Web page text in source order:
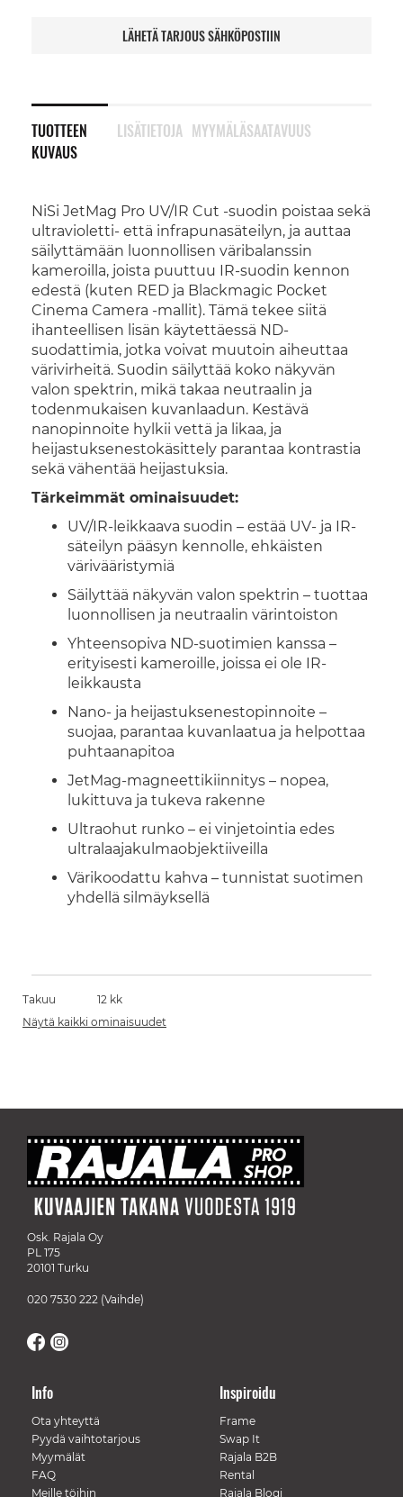
LÄHETÄ TARJOUS SÄHKÖPOSTIIN
TUOTTEEN
KUVAUS
NiSi JetMag Pro UV/IR Cut -suodin poistaa sekä
ultravioletti- että infrapunasäteilyn, ja auttaa
säilyttämään luonnollisen väribalanssin
kameroilla, joista puuttuu IR-suodin kennon
edestä (kuten RED ja Blackmagic Pocket
Cinema Camera -mallit). Tämä tekee siitä
ihanteellisen lisän käytettäessä ND-
suodattimia, jotka voivat muutoin aiheuttaa
värivirheitä. Suodin säilyttää koko näkyvän
valon spektrin, mikä takaa neutraalin ja
todenmukaisen kuvanlaadun. Kestävä
nanopinnoite hylkii vettä ja likaa, ja
heijastuksenestokäsittely parantaa kontrastia
sekä vähentää heijastuksia.
Tärkeimmät ominaisuudet:
UV/IR-leikkaava suodin – estää UV- ja IR-
säteilyn pääsyn kennolle, ehkäisten
värivääristymiä
Säilyttää näkyvän valon spektrin – tuottaa
luonnollisen ja neutraalin värintoiston
Yhteensopiva ND-suotimien kanssa –
erityisesti kameroille, joissa ei ole IR-
leikkausta
Nano- ja heijastuksenestopinnoite –
suojaa, parantaa kuvanlaatua ja helpottaa
puhtaanapitoa
JetMag-magneettikiinnitys – nopea,
lukittuva ja tukeva rakenne
Ultraohut runko – ei vinjetointia edes
ultralaajakulmaobjektiiveilla
Värikoodattu kahva – tunnistat suotimen
yhdellä silmäyksellä
LISÄTIETOJA MYYMÄLÄSAATAVUUS
Takuu
12 kk
Näytä kaikki ominaisuudet
Osk. Rajala Oy
PL 175
20101 Turku
020 7530 222 (Vaihde)
Info
Ota yhteyttä
Pyydä vaihtotarjous
Myymälät
FAQ
Meille töihin
Inspiroidu
Frame
Swap It
Rajala B2B
Rental
Rajala Blogi